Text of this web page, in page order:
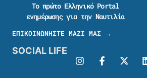
Το πρώτο Ελληνικό Portal
ενημέρωσης για την Ναυτιλία
ΕΠΙΚΟΙΝΩΝΗΣΤΕ ΜΑΖΙ ΜΑΣ →
SOCIAL LIFE